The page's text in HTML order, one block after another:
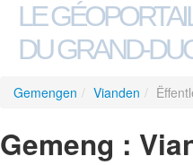
LE
DU GRAND-
Gemengen / Vianden /
Gemeng :